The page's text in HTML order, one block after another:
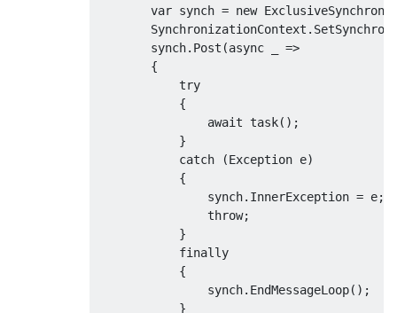
var synch = new
SynchronizationContext .
        synch
. Post (async
=>
{
try
{
await task();
}
catch
(Exception e)
{
                synch
. InnerException = e;
throw;
}
finally
{
                synch
. EndMessageLoop();
}